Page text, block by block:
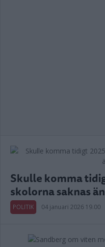
Skulle komma
skolorna saknas
POLITIK 04 januari 2026 19.00